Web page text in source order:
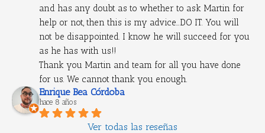
and has any doubt as to whether to ask Martin for
help or not, then this is my advice...DO IT. You will
not be disappointed. I know he will succeed for you
as he has with us!!
Thank you Martin and team for all you have done
for us. We cannot thank you enough.
Enrique Bea Córdoba
hace 8 años
Ver todas las reseñas